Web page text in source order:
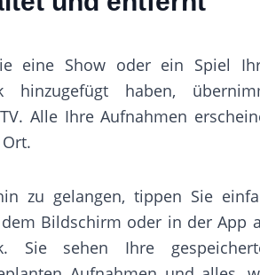
eine Show oder ein Spiel
hinzugefügt haben,
Alle Ihre Aufnahmen
zu gelangen, tippen Sie
Bildschirm oder in der App
Sie sehen Ihre